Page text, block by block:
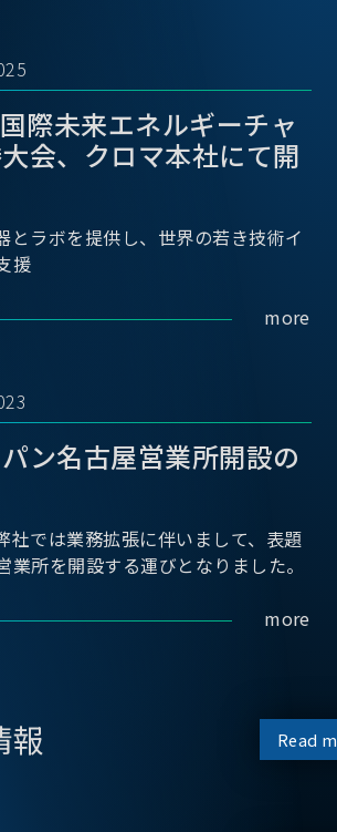
際未来エネルギーチャ
会、クロマ本社にて開
とラボを提供し、世界の若き技術イ
援
more
ン名古屋営業所開設の
社では業務拡張に伴いまして、表題
業所を開設する運びとなりました。
more
報 Read